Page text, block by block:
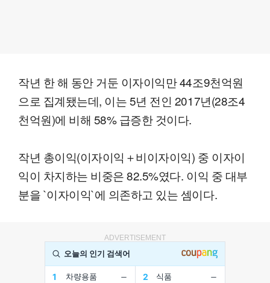
작년 한 해 동안 거둔 이자이익만 44조9천억원
으로 집계됐는데, 이는 5년 전인 2017년(28조4
천억원)에 비해 58% 급증한 것이다.
작년 총이익(이자이익＋비이자이익) 중 이자이
익이 차지하는 비중은 82.5%였다. 이익 중 대부
분을 `이자이익`에 의존하고 있는 셈이다.
ADVERTISEMENT